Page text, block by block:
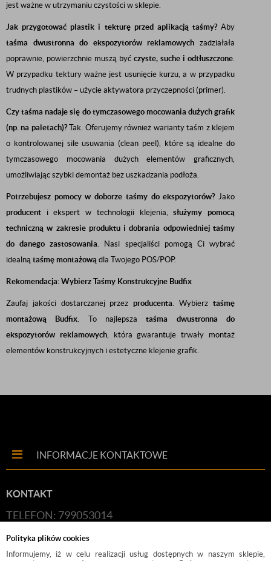
Polityka plików cookies
Informujemy, iż w celu realizacji usług dostępnych w naszym sklepie,
jest ważne w utrzymaniu czystości w sklepie.
Jak przygotować plastik i tekturę przed aplikacją taśmy?Aby
taśma dwustronna do ekspozytorów reklamowych zadziałała
poprawnie, powierzchnie muszą być czyste, suche i odtłuszczone.
W przypadku tektury ważne jest usunięcie kurzu, a w przypadku
trudnych plastików – użycie aktywatora przyczepności (primer).
Czy taśma nadaje się do tymczasowego mocowania dużych grafik
(np. na paletach)?Tak. Oferujemy również warianty taśm z klejem
o kontrolowanej sile usuwania (clean peel), które są idealne do
tymczasowego mocowania dużych elementów graficznych,
umożliwiając szybki demontaż bez uszkadzania podłoża.
Potrzebujesz pomocy w doborze taśmy do ekspozytorów?Jako
producent i ekspert w technologii klejenia,służymy pomocą
techniczną w zakresie produktu i dobrania odpowiedniej taśmy
do danego zastosowania. Nasi specjaliści pomogą Ci wybrać
idealną taśmę montażową dla Twojego POS/POP.
Rekomendacja: Wybierz Taśmy Konstrukcyjne Budfix
Zaufaj jakości dostarczanej przezproducenta. Wybierztaśmę
montażową Budfix. To najlepszataśma dwustronna do
ekspozytorów reklamowych, która gwarantuje trwały montaż
elementów konstrukcyjnych i estetyczne klejenie grafik.
INFORMACJE KONTAKTOWE
KONTAKT
TELEFON: 799053014
E-MAIL:HANDLOWY@BUDFIX.PL
GODZINY PRACY: 8:00-16:00 (PONIEDZIAŁEK-